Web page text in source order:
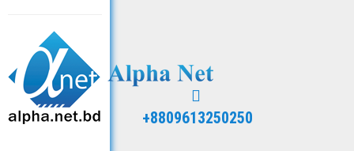
+8809613250250